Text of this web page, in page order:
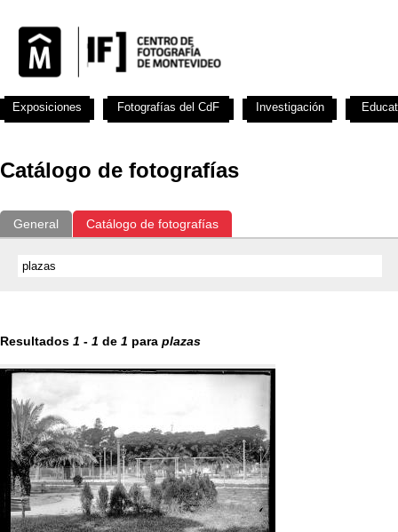
Catálogo de fotografías
General Catálogo de fotografías
Resultados 1 - 1 de 1 para plazas
Exposiciones Fotografías del CdF Investigación